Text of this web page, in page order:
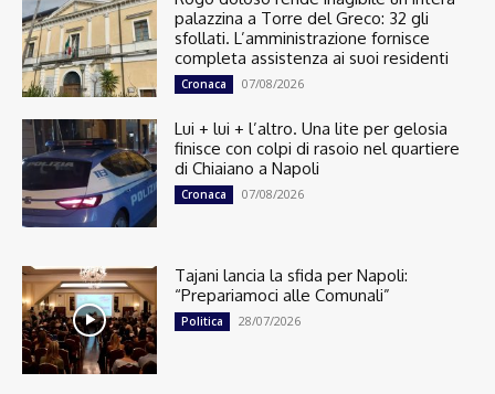
palazzina a Torre del Greco: 32 gli
sfollati. L’amministrazione fornisce
completa assistenza ai suoi residenti
Cronaca 07/08/2026
Lui + lui + l’altro. Una lite per gelosia
finisce con colpi di rasoio nel quartiere
di Chiaiano a Napoli
Cronaca 07/08/2026
Tajani lancia la sfida per Napoli:
“Prepariamoci alle Comunali”
Politica 28/07/2026